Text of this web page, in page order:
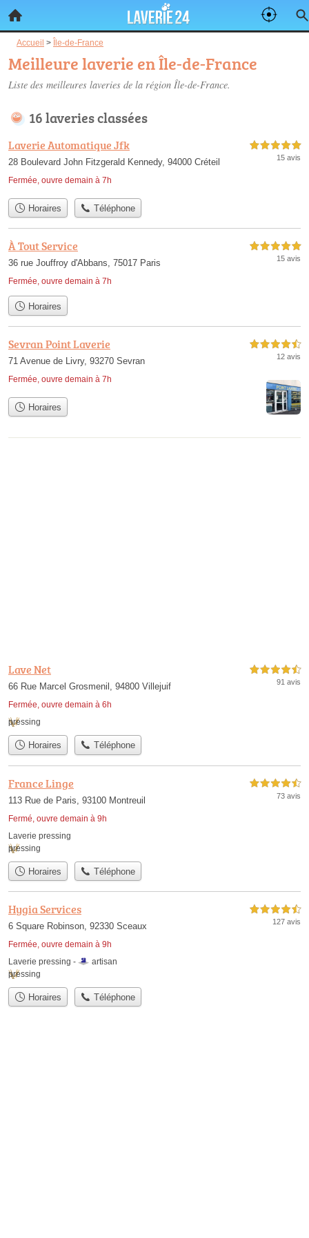
Accueil > Île-de-France
Meilleure laverie en Île-de-France
Liste des meilleures laveries de la région Île-de-France.
16 laveries classées
Laverie Automatique Jfk
28 Boulevard John Fitzgerald Kennedy, 94000 Créteil
Fermée, ouvre demain à 7h
5,0 étoiles sur 5
15 avis
Horaires Téléphone
À Tout Service
36 rue Jouffroy d'Abbans, 75017 Paris
Fermée, ouvre demain à 7h
5,0 étoiles sur 5
15 avis
Horaires
Sevran Point Laverie
71 Avenue de Livry, 93270 Sevran
Fermée, ouvre demain à 7h
4,5 étoiles sur 5
12 avis
Horaires
Lave Net
66 Rue Marcel Grosmenil, 94800 Villejuif
Fermée, ouvre demain à 6h
4,5 étoiles sur 5
91 avis
pressing
Horaires Téléphone
France Linge
113 Rue de Paris, 93100 Montreuil
Fermé, ouvre demain à 9h
4,5 étoiles sur 5
73 avis
Laverie pressing
pressing
Horaires Téléphone
Hygia Services
6 Square Robinson, 92330 Sceaux
Fermée, ouvre demain à 9h
4,5 étoiles sur 5
127 avis
Laverie pressing -
artisan
pressing
Horaires Téléphone